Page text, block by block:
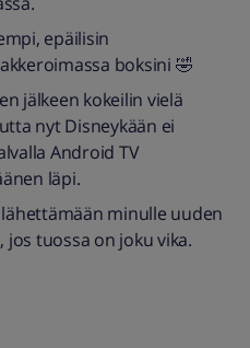
epäilisin
boksini 🤣
jälkeen kokeilin vielä
nyt Disneykään ei
Android TV
läpi.
minulle uuden
tuossa on joku vika.